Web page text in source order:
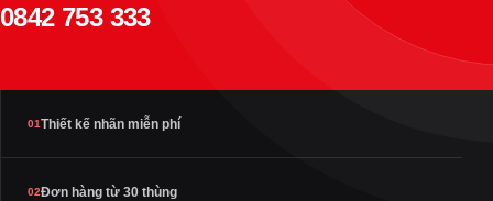
0842 753 333
01Thiết kế nhãn miễn phí
02Đơn hàng từ 30 thùng